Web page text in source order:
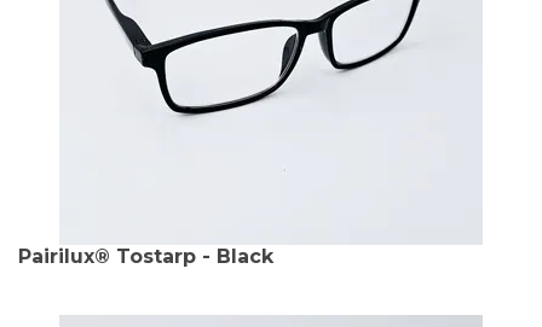
Pairilux® Tostarp - Black